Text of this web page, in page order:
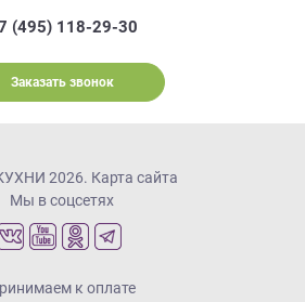
(495) 118-29-30
Заказать звонок
2026. Карта сайта
Мы в соцсетях
к оплате